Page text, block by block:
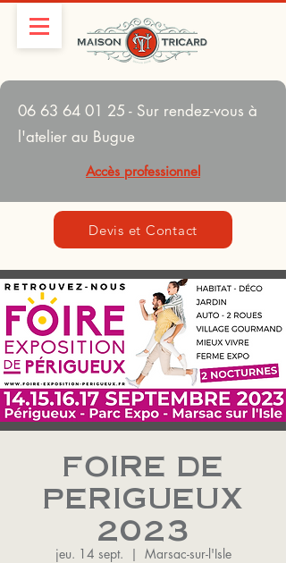
06 63 64 01 25 - Sur rendez-vous à
l'atelier au Bugue
Accès professionnel
Devis et Contact
FOIRE DE
PERIGUEUX
2023
jeu. 14 sept.
  |
Marsac-sur-l'Isle